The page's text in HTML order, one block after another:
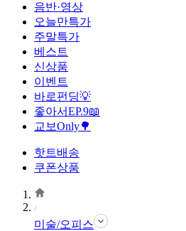
음반·영상
오늘만특가
주말특가
베스트
신상품
이벤트
바로펀딩💡
좋아서EP.9📖
교보Only🌳
핫트배송
쿠폰상품
미술/오피스